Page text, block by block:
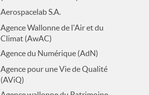
Aerospacelab S.A.
Agence Wallonne de l'Air et du
Climat (AwAC)
Agence du Numérique (AdN)
Agence pour une Vie de Qualité
(AViQ)